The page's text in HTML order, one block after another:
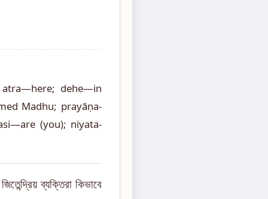
dehe—in
Madhu; prayāṇa-
(you); niyata-
ব্যক্তিরা কিভাবে